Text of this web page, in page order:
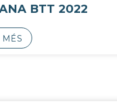
BTT 2022